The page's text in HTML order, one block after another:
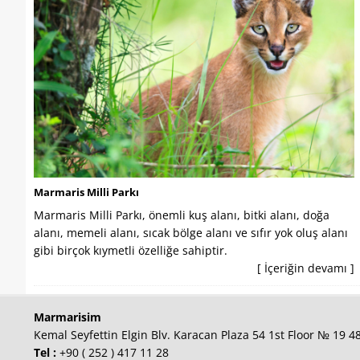
Marmaris Milli Parkı
Marmaris Milli Parkı, önemli kuş alanı, bitki alanı, doğa
alanı, memeli alanı, sıcak bölge alanı ve sıfır yok oluş alanı
gibi birçok kıymetli özelliğe sahiptir.
[ İçeriğin devamı ]
Marmarisim
Kemal Seyfettin Elgin Blv. Karacan Plaza 54 1st Floor № 19
Tel : +90 ( 252 ) 417 11 28